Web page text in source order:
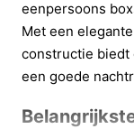
eenpersoons
Met een
constructie biedt
een goede